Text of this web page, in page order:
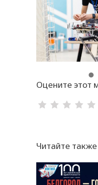
Оцените этот
Читайте также